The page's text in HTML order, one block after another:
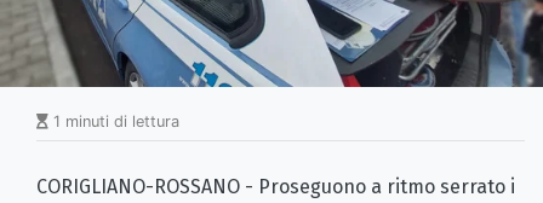
1 minuti di lettura
CORIGLIANO-ROSSANO - Proseguono a ritmo serrato i